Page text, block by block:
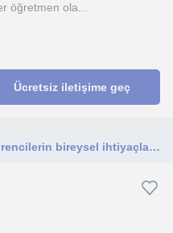
öğretmen ola...
Ücretsiz iletişime geç
Özel eğitim alanında çalışan, öğrencilerin bireysel ihtiyaçlarına uygun öğretim yöntemleri kullanan bir eğitimciyim